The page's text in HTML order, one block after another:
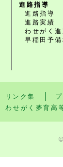
進路指導
進路指導
進路実績
わせがく
早稲田予
リンク集
わせがく夢育高